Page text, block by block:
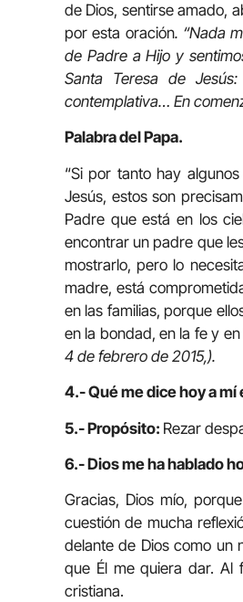
de Dios, sentirse amado,
por esta oración. “Nada
de Padre a Hijo y
Santa Teresa de
contemplativa… En
Palabra del Papa.
“Si por tanto hay
Jesús, estos son
Padre que está en los
encontrar un padre que
mostrarlo, pero lo
madre, está
en las familias, porque
en la bondad, en la fe y
4 de febrero de 2015,).
4.- Qué me dice hoy a
5.- Propósito: Rezar
6.- Dios me ha hablado
Gracias, Dios mío,
cuestión de mucha
delante de Dios como un
que Él me quiera dar. Al
cristiana.